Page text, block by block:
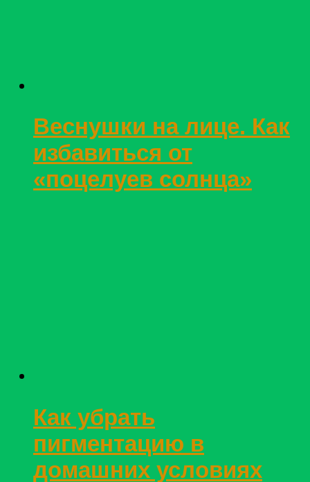
Веснушки на лице. Как
избавиться от
«поцелуев солнца»
Как убрать
пигментацию в
домашних условиях